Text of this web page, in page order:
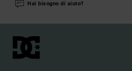
Hai bisogno di aiuto?